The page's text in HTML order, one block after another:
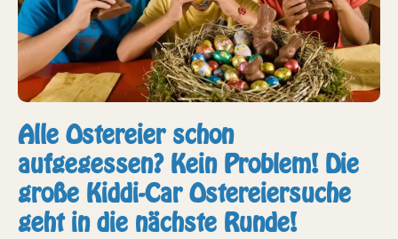
Alle Ostereier schon
aufgegessen? Kein Problem! Die
große Kiddi-Car Ostereiersuche
geht in die nächste Runde!